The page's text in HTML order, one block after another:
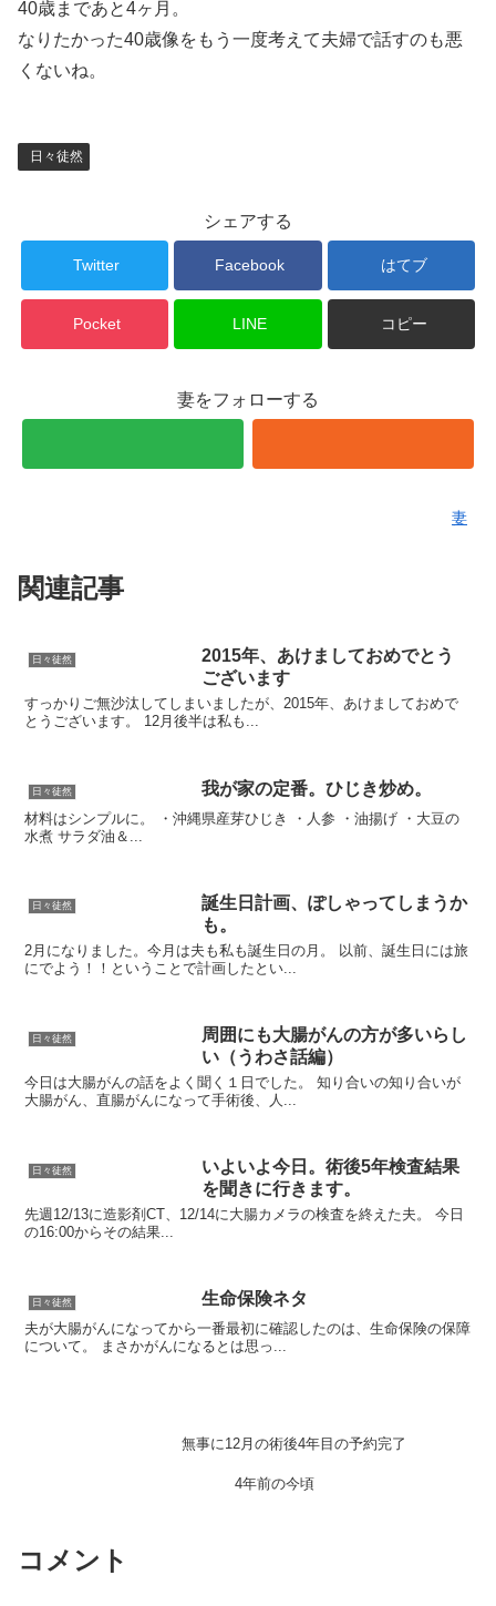
40歳まであと4ヶ月。
なりたかった40歳像をもう一度考えて夫婦で話すのも悪
くないね。
日々徒然
シェアする
Twitter Facebook はてブ
Pocket LINE コピー
妻をフォローする
妻
関連記事
日々徒然
2015年、あけましておめでとう
ございます
すっかりご無沙汰してしまいましたが、2015年、あけましておめで
とうございます。 12月後半は私も...
日々徒然 我が家の定番。ひじき炒め。
材料はシンプルに。 ・沖縄県産芽ひじき ・人参 ・油揚げ ・大豆の
水煮 サラダ油＆...
日々徒然
誕生日計画、ぽしゃってしまうか
も。
2月になりました。今月は夫も私も誕生日の月。 以前、誕生日には旅
にでよう！！ということで計画したとい...
日々徒然
周囲にも大腸がんの方が多いらし
い（うわさ話編）
今日は大腸がんの話をよく聞く１日でした。 知り合いの知り合いが
大腸がん、直腸がんになって手術後、人...
日々徒然
いよいよ今日。術後5年検査結果
を聞きに行きます。
先週12/13に造影剤CT、12/14に大腸カメラの検査を終えた夫。 今日
の16:00からその結果...
日々徒然 生命保険ネタ
夫が大腸がんになってから一番最初に確認したのは、生命保険の保障
について。 まさかがんになるとは思っ...
無事に12月の術後4年目の予約完了
4年前の今頃
コメント